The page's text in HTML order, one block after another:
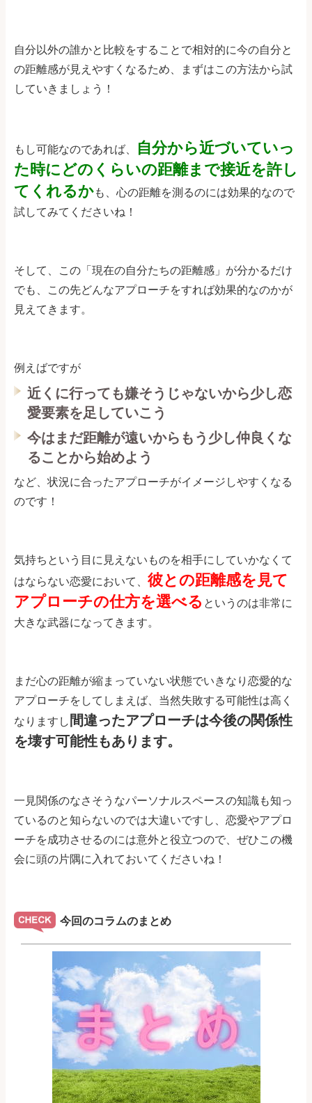
自分以外の誰かと比較をすることで相対的に今の自分と
の距離感が見えやすくなるため、まずはこの方法から試
していきましょう！
もし可能なのであれば、
自分から近づいていっ
た時にどのくらいの距離まで接近を許し
てくれるかも、心の距離を測るのには効果的なので
試してみてくださいね！
そして、この「現在の自分たちの距離感」が分かるだけ
でも、この先どんなアプローチをすれば効果的なのかが
見えてきます。
例えばですが
近くに行っても嫌そうじゃないから少し恋
愛要素を足していこう
今はまだ距離が遠いからもう少し仲良くな
ることから始めよう
など、状況に合ったアプローチがイメージしやすくなる
のです！
気持ちという目に見えないものを相手にしていかなくて
はならない恋愛において、 彼との距離感を見て
アプローチの仕方を選べる というのは非常に
大きな武器になってきます。
まだ心の距離が縮まっていない状態でいきなり恋愛的な
アプローチをしてしまえば、当然失敗する可能性は高く
なりますし 間違ったアプローチは今後の関係性
を壊す可能性もあります。
一見関係のなさそうなパーソナルスペースの知識も知っ
ているのと知らないのでは大違いですし、恋愛やアプロ
ーチを成功させるのには意外と役立つので、ぜひこの機
会に頭の片隅に入れておいてくださいね！
今回のコラムのまとめ